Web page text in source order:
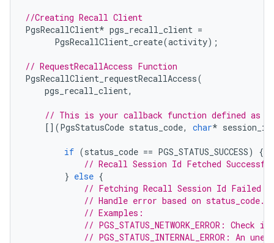
//Creating Recall Client
PgsRecallClient* pgs_recall_client =
PgsRecallClient_create(activity);
// RequestRecallAccess Function
PgsRecallClient_requestRecallAccess(
pgs_recall_client,
// This is your callback function defined as
[](PgsStatusCode status_code, char* session_id
if (status_code == PGS_STATUS_SUCCESS)
{
// Recall Session Id Fetched
} else {
// Fetching Recall Session Id Failed
// Handle error based on status_code.
// Examples:
// PGS_STATUS_NETWORK_ERROR:
// PGS_STATUS_INTERNAL_ERROR: An